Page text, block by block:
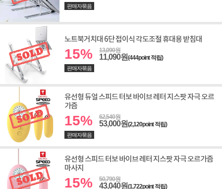
판매자묶음
노트북거치대 6단 접이식 각도조절 휴대용 받침대
15% 13,090원
11,090원(444point 적립)
판매자묶음
유선형 듀얼 스피드 터보 바이브 레터 지스팟 자극 오르
가즘
15% 62,540원
53,000원(2,120point 적립)
판매자묶음
유선형 스피드 터보 바이브 레터 지스팟 자극 오르가즘
마사지
15% 50,790원
43,040원(1,722point 적립)